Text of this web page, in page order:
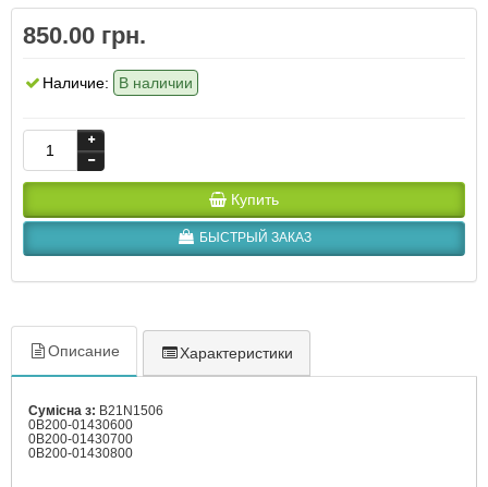
850.00 грн.
Наличие: В наличии
Купить
БЫСТРЫЙ ЗАКАЗ
Описание Характеристики
Сумісна з: B21N1506
0B200-01430600
0B200-01430700
0B200-01430800